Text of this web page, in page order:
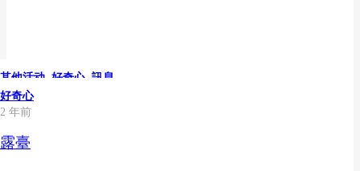
其他活动
3 個月前
教宗訪問期間馬德里必去景點
其他活动
3 個月前
聖伊西德羅鬥牛節 2026
其他活动 好奇心 文化
4 個月前
佳現場佛朗明哥塔布拉奧
其他活动 好奇心 文化
7 個月前
2026 呈現全新 360º 虛擬實境體驗
其他活动 好奇心 文化
8 個月前
馬德里獨特的旅遊體驗
訊息
10 個月前
次
文化,訊息
1 年前
參觀馬德里拉斯文塔斯：最道地的文化體驗
其他活动 好奇心 訊息
2 年前
必備風味
其他活动
2 年前
馬德里的弗拉門戈小鼓
好奇心
2 年前
拉斯班塔斯鬥牛場座位圖
好奇心
2 年前
看台與皇家包廂
好奇心
2 年前
露臺